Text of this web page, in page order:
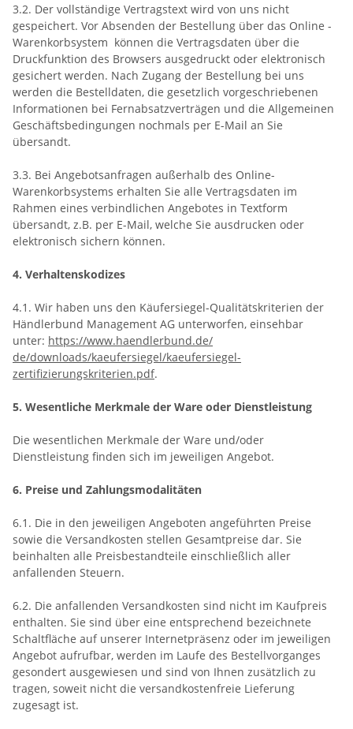
3.2. Der vollständige Vertragstext wird von uns nicht
gespeichert. Vor Absenden der Bestellung über das Online -
Warenkorbsystem können die Vertragsdaten über die
Druckfunktion des Browsers ausgedruckt oder elektronisch
gesichert werden. Nach Zugang der Bestellung bei uns
werden die Bestelldaten, die gesetzlich vorgeschriebenen
Informationen bei Fernabsatzverträgen und die Allgemeinen
Geschäftsbedingungen nochmals per E-Mail an Sie
übersandt.
3.3. Bei Angebotsanfragen außerhalb des Online-
Warenkorbsystems erhalten Sie alle Vertragsdaten im
Rahmen eines verbindlichen Angebotes in Textform
übersandt, z.B. per E-Mail, welche Sie ausdrucken oder
elektronisch sichern können.
4. Verhaltenskodizes
4.1. Wir haben uns den Käufersiegel-Qualitätskriterien der
Händlerbund Management AG unterworfen, einsehbar
unter: https://www.haendlerbund.de/
de/downloads/kaeufersiegel/kaeufersiegel-
zertifizierungskriterien.pdf.
5. Wesentliche Merkmale der Ware oder Dienstleistung
Die wesentlichen Merkmale der Ware und/oder
Dienstleistung finden sich im jeweiligen Angebot.
6. Preise und Zahlungsmodalitäten
6.1. Die in den jeweiligen Angeboten angeführten Preise
sowie die Versandkosten stellen Gesamtpreise dar. Sie
beinhalten alle Preisbestandteile einschließlich aller
anfallenden Steuern.
6.2. Die anfallenden Versandkosten sind nicht im Kaufpreis
enthalten. Sie sind über eine entsprechend bezeichnete
Schaltfläche auf unserer Internetpräsenz oder im jeweiligen
Angebot aufrufbar, werden im Laufe des Bestellvorganges
gesondert ausgewiesen und sind von Ihnen zusätzlich zu
tragen, soweit nicht die versandkostenfreie Lieferung
zugesagt ist.